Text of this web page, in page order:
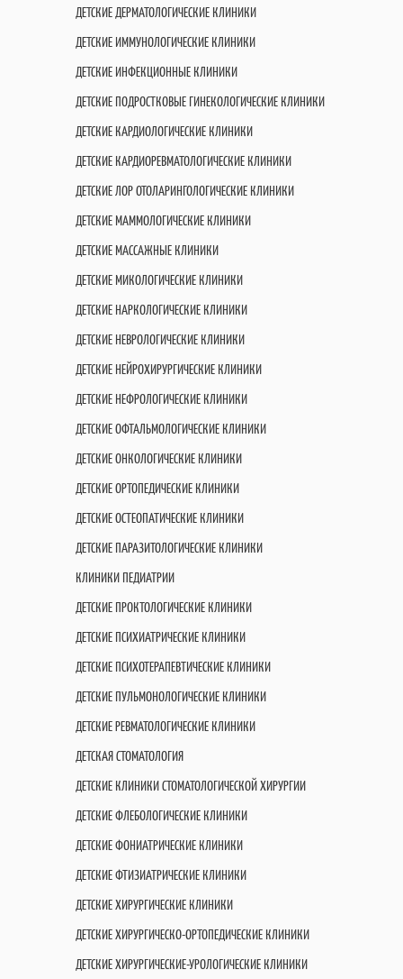
ДЕТСКИЕ ДЕРМАТОЛОГИЧЕСКИЕ КЛИНИКИ
ДЕТСКИЕ ИММУНОЛОГИЧЕСКИЕ КЛИНИКИ
ДЕТСКИЕ ИНФЕКЦИОННЫЕ КЛИНИКИ
ДЕТСКИЕ ПОДРОСТКОВЫЕ ГИНЕКОЛОГИЧЕСКИЕ КЛИНИКИ
ДЕТСКИЕ КАРДИОЛОГИЧЕСКИЕ КЛИНИКИ
ДЕТСКИЕ КАРДИОРЕВМАТОЛОГИЧЕСКИЕ КЛИНИКИ
ДЕТСКИЕ ЛОР ОТОЛАРИНГОЛОГИЧЕСКИЕ КЛИНИКИ
ДЕТСКИЕ МАММОЛОГИЧЕСКИЕ КЛИНИКИ
ДЕТСКИЕ МАССАЖНЫЕ КЛИНИКИ
ДЕТСКИЕ МИКОЛОГИЧЕСКИЕ КЛИНИКИ
ДЕТСКИЕ НАРКОЛОГИЧЕСКИЕ КЛИНИКИ
ДЕТСКИЕ НЕВРОЛОГИЧЕСКИЕ КЛИНИКИ
ДЕТСКИЕ НЕЙРОХИРУРГИЧЕСКИЕ КЛИНИКИ
ДЕТСКИЕ НЕФРОЛОГИЧЕСКИЕ КЛИНИКИ
ДЕТСКИЕ ОФТАЛЬМОЛОГИЧЕСКИЕ КЛИНИКИ
ДЕТСКИЕ ОНКОЛОГИЧЕСКИЕ КЛИНИКИ
ДЕТСКИЕ ОРТОПЕДИЧЕСКИЕ КЛИНИКИ
ДЕТСКИЕ ОСТЕОПАТИЧЕСКИЕ КЛИНИКИ
ДЕТСКИЕ ПАРАЗИТОЛОГИЧЕСКИЕ КЛИНИКИ
КЛИНИКИ ПЕДИАТРИИ
ДЕТСКИЕ ПРОКТОЛОГИЧЕСКИЕ КЛИНИКИ
ДЕТСКИЕ ПСИХИАТРИЧЕСКИЕ КЛИНИКИ
ДЕТСКИЕ ПСИХОТЕРАПЕВТИЧЕСКИЕ КЛИНИКИ
ДЕТСКИЕ ПУЛЬМОНОЛОГИЧЕСКИЕ КЛИНИКИ
ДЕТСКИЕ РЕВМАТОЛОГИЧЕСКИЕ КЛИНИКИ
ДЕТСКАЯ СТОМАТОЛОГИЯ
ДЕТСКИЕ КЛИНИКИ СТОМАТОЛОГИЧЕСКОЙ ХИРУРГИИ
ДЕТСКИЕ ФЛЕБОЛОГИЧЕСКИЕ КЛИНИКИ
ДЕТСКИЕ ФОНИАТРИЧЕСКИЕ КЛИНИКИ
ДЕТСКИЕ ФТИЗИАТРИЧЕСКИЕ КЛИНИКИ
ДЕТСКИЕ ХИРУРГИЧЕСКИЕ КЛИНИКИ
ДЕТСКИЕ ХИРУРГИЧЕСКО-ОРТОПЕДИЧЕСКИЕ КЛИНИКИ
ДЕТСКИЕ ХИРУРГИЧЕСКИЕ-УРОЛОГИЧЕСКИЕ КЛИНИКИ